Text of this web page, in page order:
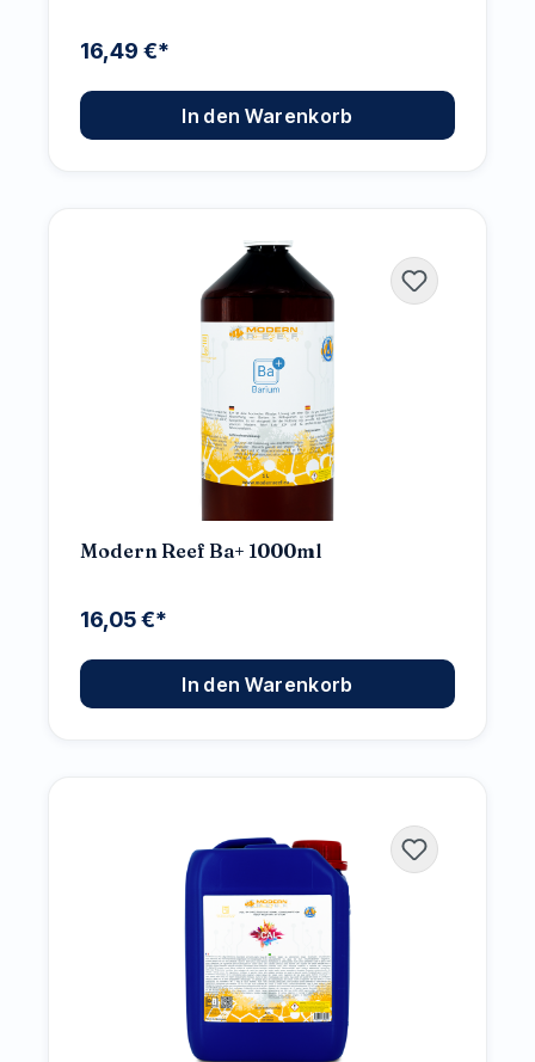
16,49 €*
In den Warenkorb
Modern Reef Ba+ 1000ml
16,05 €*
In den Warenkorb